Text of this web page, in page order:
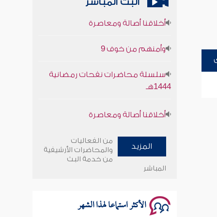
1444هـ
سلسلة محاضرات نفحات رمضانية
1444هـ
المزيد
من الفعاليات
والمحاضرات الأرشيفية
من خدمة البث
المباشر
الأكثر استماعا لهذا الشهر